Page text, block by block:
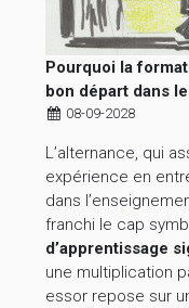
Pourquoi la
bon départ dans
08-09-2028
L’alternance, qui
expérience en
dans
franchi le cap
d’apprentissage
une multiplication
essor repose sur